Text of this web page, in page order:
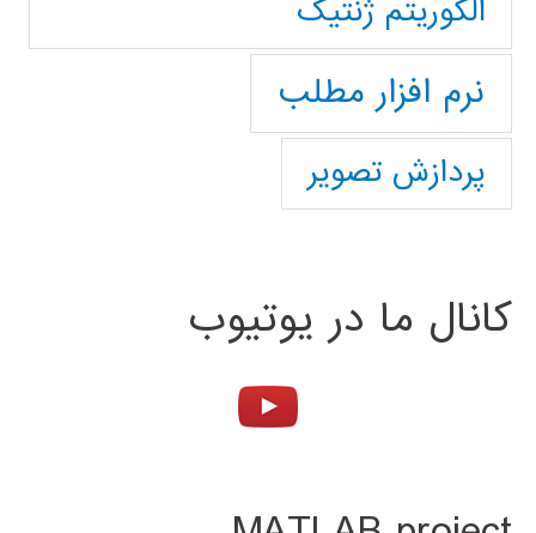
الگوریتم ژنتیک
نرم افزار مطلب
پردازش تصویر
کانال ما در یوتیوب